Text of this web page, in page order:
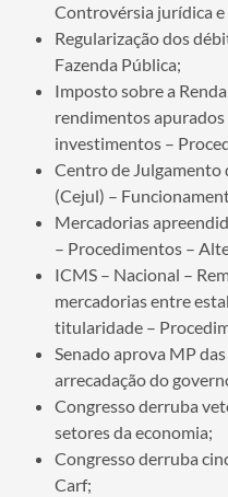
Controvérsia jurídica
Regularização dos
Fazenda Pública;
Imposto sobre a
rendimentos apurados
investimentos –
Centro de Julgamento
(Cejul) –
Mercadorias
– Procedimentos –
ICMS – Nacional –
mercadorias entre
titularidade –
Senado aprova MP
arrecadação do
Congresso derruba
setores da economia;
Congresso derruba
Carf;